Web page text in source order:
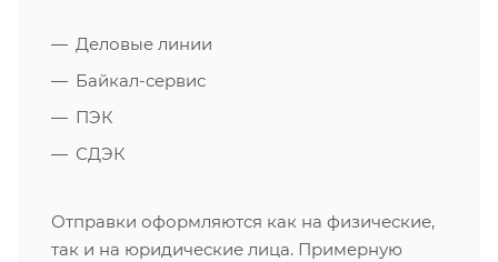
Деловые линии
Байкал-сервис
ПЭК
СДЭК
Отправки оформляются как на физические,
так и на юридические лица. Примерную